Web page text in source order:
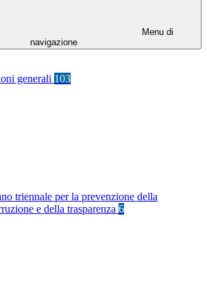
Menu di
navigazione
generali 103
triennale per la prevenzione della
e della trasparenza 6